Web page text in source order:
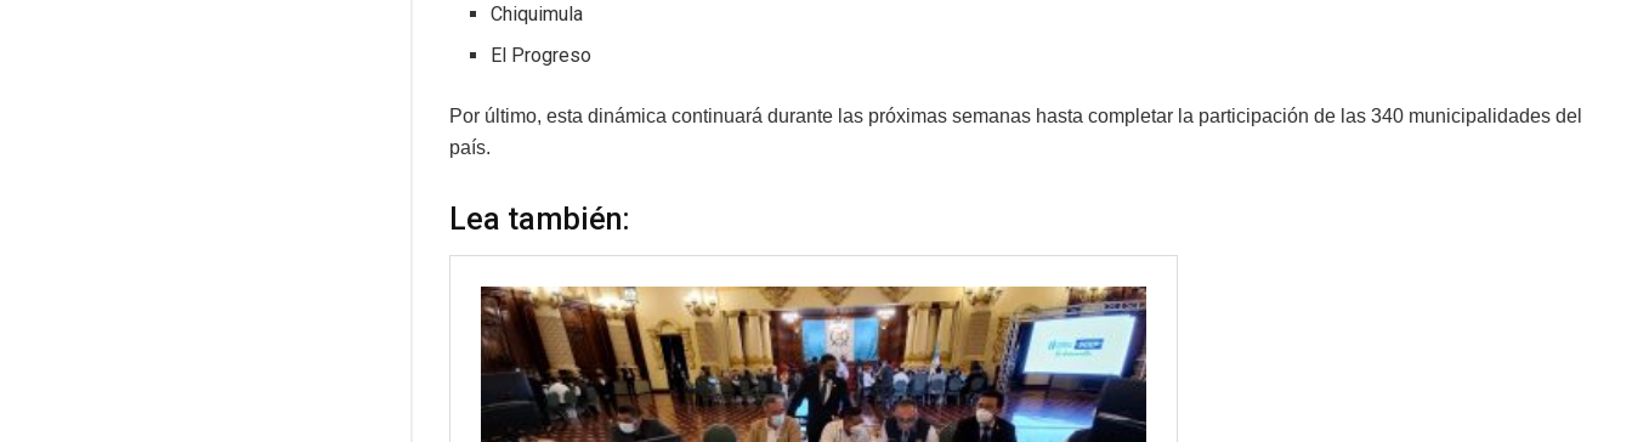
Chiquimula
El Progreso
Por último, esta dinámica continuará durante las próximas semanas hasta completar la participación de las 340 municipalidades del
país.
Lea también: